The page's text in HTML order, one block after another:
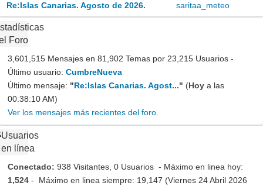
Re:Islas Canarias. Agosto de 2026.
saritaa_meteo
Foro
3,601,515 Mensajes en 81,902 Temas por 23,215 Usuarios -
Último usuario: CumbreNueva
Último mensaje: "Re:Islas Canarias. Agost..." (Hoy a las
00:38:10 AM)
Ver los mensajes más recientes del foro.
Usuarios
en línea
Conectado: 938 Visitantes, 0 Usuarios - Máximo en linea hoy:
1,524 - Máximo en linea siempre: 19,147 (Viernes 24 Abril 2026